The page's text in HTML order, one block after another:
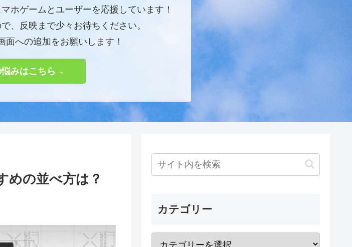
ホゲームとユーザーを応援しています！
、反映まで少々お待ちください。
面への追加をお願いします！
悩みはこちら→
めの並べ方は？
カテゴリー